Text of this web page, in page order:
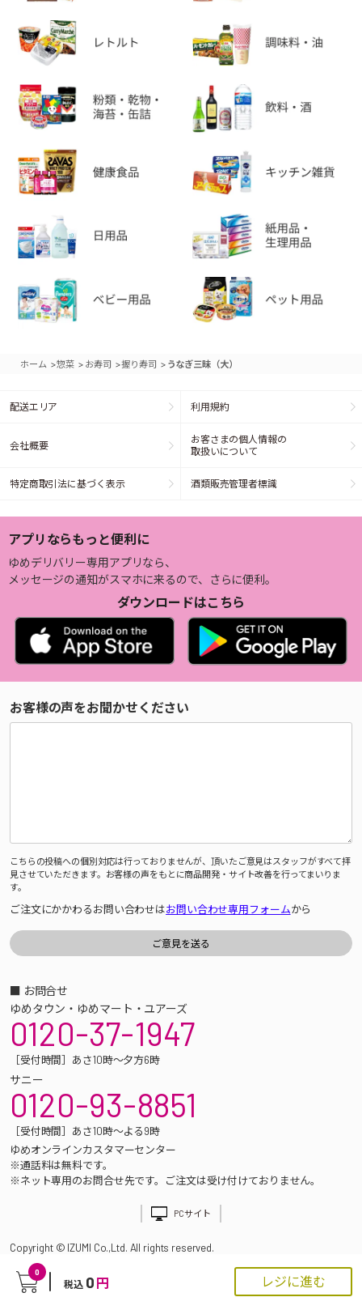
0
税込 0 円 レジに進む
ホーム >惣菜 > お寿司 >握り寿司 > うなぎ三昧（大）
配送エリア 利用規約
会社概要
お客さまの個人情報の
取扱いについて
特定商取引法に基づく表示 酒類販売管理者標識
アプリならもっと便利に
ゆめデリバリー専用アプリなら、
メッセージの通知がスマホに来るので、さらに便利。
ダウンロードはこちら
お客様の声をお聞かせください
こちらの投稿への個別対応は行っておりませんが、頂いたご意見はスタッフがすべて拝
見させていただきます。お客様の声をもとに商品開発・サイト改善を行ってまいりま
す。
ご注文にかかわるお問い合わせはお問い合わせ専用フォームから
■ お問合せ
ゆめタウン・ゆめマート・ユアーズ
0120-37-1947
［受付時間］あさ10時～夕方6時
サニー
0120-93-8851
［受付時間］あさ10時～よる9時
ゆめオンラインカスタマーセンター
※通話料は無料です。
※ネット専用のお問合せ先です。ご注文は受け付けておりません。
PCサイト
Copyright © IZUMI Co.,Ltd. All rights reserved.